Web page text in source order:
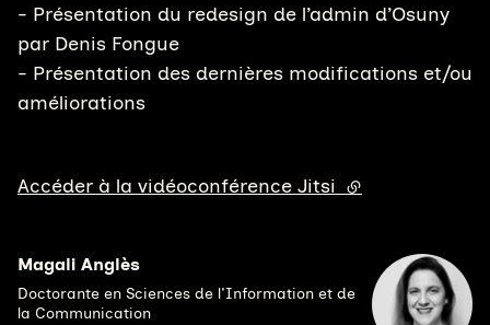
- Présentation du redesign de l’admin d’Osuny
par Denis Fongue
- Présentation des dernières modifications et/ou
améliorations
Accéder à la vidéoconférence Jitsi (lien externe)
Magali Anglès
Doctorante en Sciences de l'Information et de
la Communication